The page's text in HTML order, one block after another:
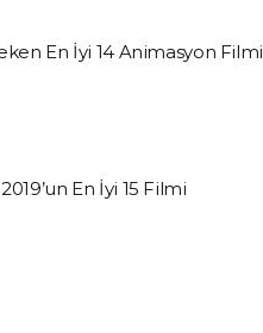
En İyi 14 Animasyon Filmi
En İyi 15 Filmi